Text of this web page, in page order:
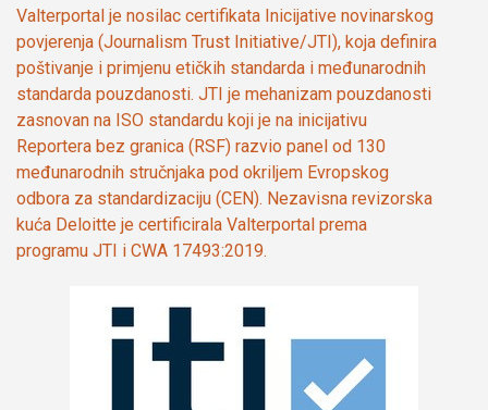
Valterportal je nosilac certifikata Inicijative novinarskog
povjerenja (Journalism Trust Initiative/JTI), koja definira
poštivanje i primjenu etičkih standarda i međunarodnih
standarda pouzdanosti. JTI je mehanizam pouzdanosti
zasnovan na ISO standardu koji je na inicijativu
Reportera bez granica (RSF) razvio panel od 130
međunarodnih stručnjaka pod okriljem Evropskog
odbora za standardizaciju (CEN). Nezavisna revizorska
kuća Deloitte je certificirala Valterportal prema
programu JTI i CWA 17493:2019.